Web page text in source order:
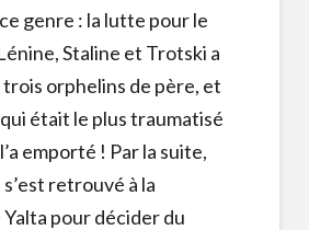
genre : la lutte pour le
Staline et Trotski a
orphelins de père, et
était le plus traumatisé
emporté ! Par la suite,
retrouvé à la
pour décider du